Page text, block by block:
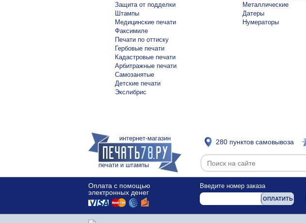
Защита от подделки
Штампы
Медицинские печати
Факсимиле
Печати по оттиску
Гербовые печати
Кадастровые печати
Арбитражные печати
Самозанятые
Детские печати
Экслибрис
Металлические
Датеры
Нумераторы
интернет-магазин
печати и штампы
280 пунктов самовывоза
Оплата с помощью
электронных денег
Введите номер заказа